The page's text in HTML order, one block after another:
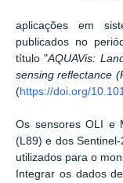
aplicações em
publicados no
título "AQUAVis:
sensing reflectance
(https://doi.org/
Os sensores OLI e
(L89) e dos
utilizados para o
Integrar os dados